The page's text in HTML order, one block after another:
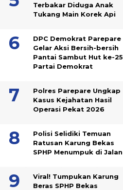
Terbakar Diduga Anak
Tukang Main Korek Api
DPC Demokrat Parepare
Gelar Aksi Bersih-bersih
Pantai Sambut Hut ke-25
Partai Demokrat
Polres Parepare Ungkap
Kasus Kejahatan Hasil
Operasi Pekat 2026
Polisi Selidiki Temuan
Ratusan Karung Bekas
SPHP Menumpuk di Jalan
Viral! Tumpukan Karung
Beras SPHP Bekas